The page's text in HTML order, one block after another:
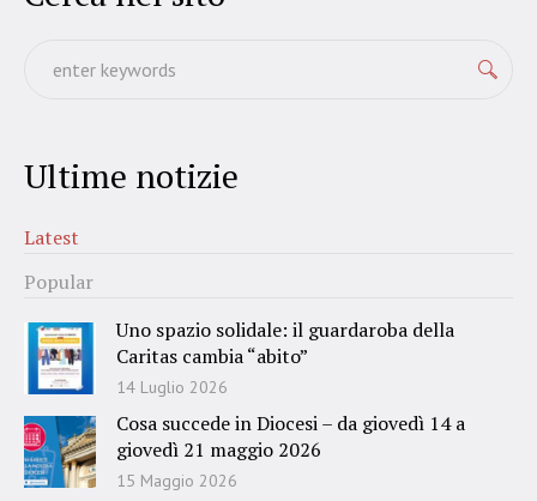
Ultime notizie
Latest
Popular
Uno spazio solidale: il guardaroba della
Caritas cambia “abito”
14 Luglio 2026
Cosa succede in Diocesi – da giovedì 14 a
giovedì 21 maggio 2026
15 Maggio 2026